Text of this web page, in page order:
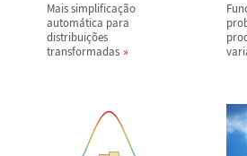
Mais simplificação
automática para
distribuições
transformadas
Fun
vari